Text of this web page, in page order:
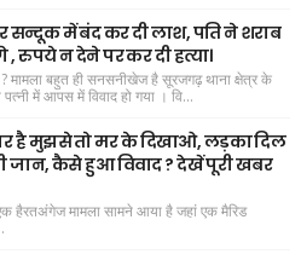
सन्दूक में बंद कर दी लाश, पति ने शराब
रुपये न देने पर कर दी हत्या।
बहुत ही सनसनीखेज है सूरजगढ़ थाना क्षेत्र के
में आपस में विवाद हो गया । वि...
है मुझसे तो मर के दिखाओ, लड़का दिल
जान, कैसे हुआ विवाद ? देखें पूरी खबर
हैरतअंगेज मामला सामने आया है जहां एक मैरिड